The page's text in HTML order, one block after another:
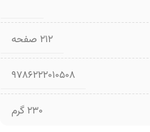
۲۱۲ صفحه
9786222010508
230 گرم